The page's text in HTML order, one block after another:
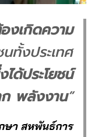
งเกิดความ
ทั้งประเทศ
ด้ประโยชน์
ก พลังงาน“
ษา สหพันธ์การ